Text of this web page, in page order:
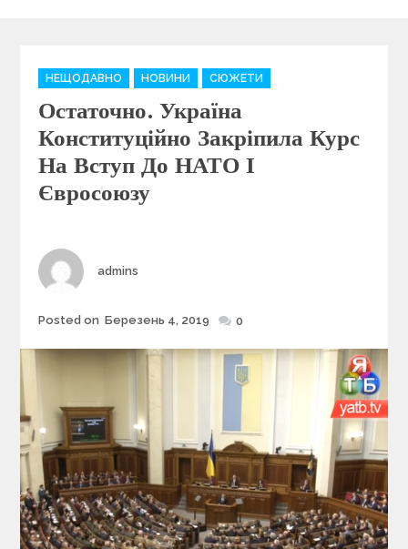
C
a
t
e
g
o
r
НЕЩОДАВНО НОВИНИ СЮЖЕТИ
Остаточно. Україна
Конституційно Закріпила Курс
На Вступ До НАТО І
Євросоюзу
Author
admins
Posted
Posted on Березень 4, 2019 0